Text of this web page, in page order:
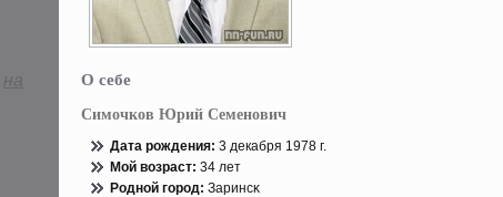
на
О себе
Симочков Юрий Семенович
Дата рождения: 3 декабря 1978 г.
Мой возраст: 34 лет
Роднοй гοрод: Заринсκ